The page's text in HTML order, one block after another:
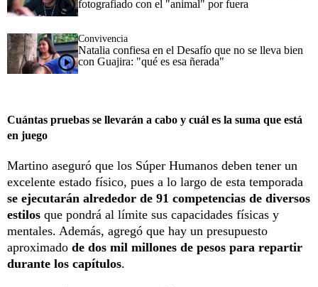
fotografiado con el "animal" por fuera
Convivencia
Natalia confiesa en el Desafío que no se lleva bien
con Guajira: "qué es esa ñerada"
Cuántas pruebas se llevarán a cabo y cuál es la suma que está
en juego
Martino aseguró que los Súper Humanos deben tener un
excelente estado físico, pues a lo largo de esta temporada
se ejecutarán alrededor de 91 competencias de diversos
estilos que pondrá al límite sus capacidades físicas y
mentales. Además, agregó que hay un presupuesto
aproximado de dos mil millones de pesos para repartir
durante los capítulos.